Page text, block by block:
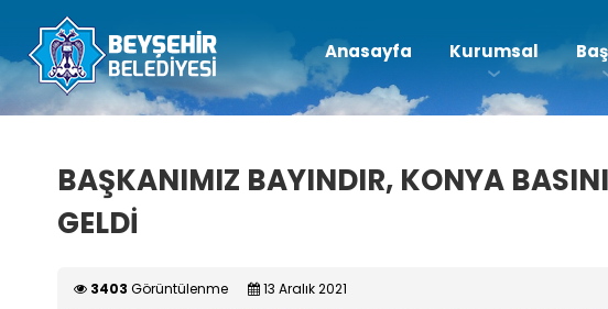
Anasayfa Kurumsal
BAŞKANIMIZ BAYINDIR, KONYA
GELDİ
3403 Görüntülenme 13 Aralık 2021